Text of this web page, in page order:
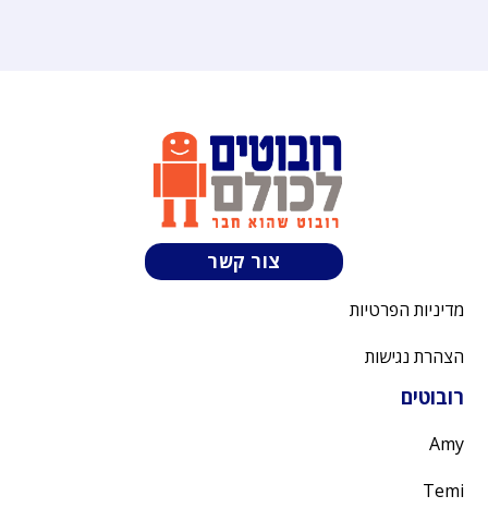
מדיניות הפרטיות
הצהרת נגישות
רובוטים
Amy
Temi